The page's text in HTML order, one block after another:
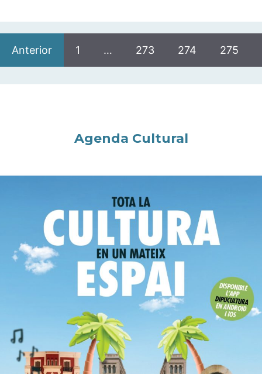
Anterior 1 … 273 274 275
Agenda Cultural